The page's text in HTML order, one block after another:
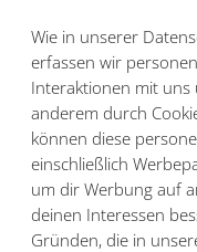
Wie in unserer
erfassen wir
Interaktionen mit
anderem durch
können diese
einschließlich
um dir Werbung auf
deinen Interessen
Gründen, die in